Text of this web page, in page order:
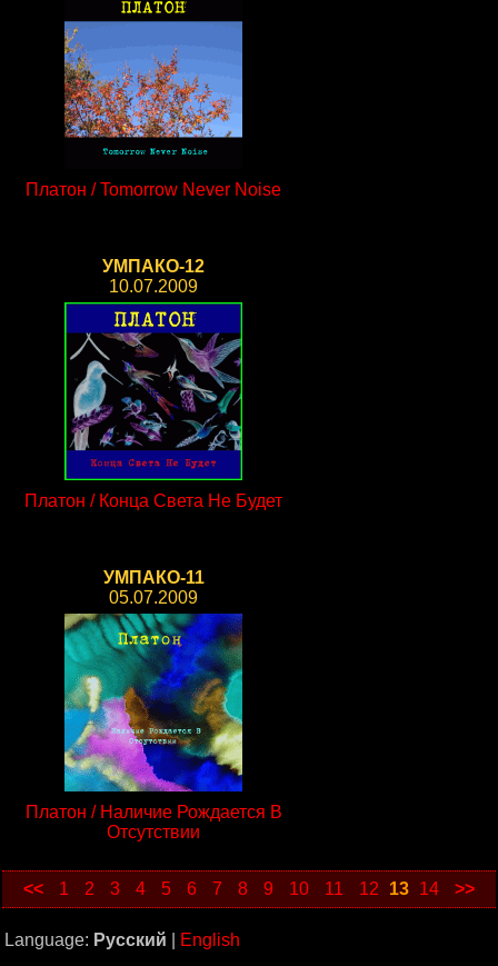
Платон / Tomorrow Never Noise
УМПАКО-12
10.07.2009
Платон / Конца Света Не Будет
УМПАКО-11
05.07.2009
Платон / Наличие Рождается В
Отсутствии
<< 1 2 3 4 5 6 7 8 9 10 11 12 13 14 >>
Language: Русский English